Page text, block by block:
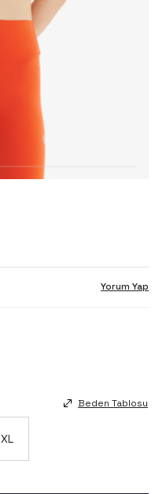
Yorum Yap
Beden Tablosu
XL